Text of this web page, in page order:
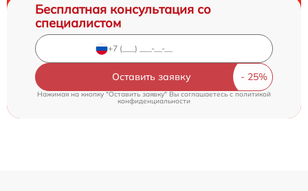
Бесплатная консультация со
специалистом
Оставить заявку
Нажимая на кнопку "Оставить заявку" Вы соглашаетесь cполитикой
конфиденциальности